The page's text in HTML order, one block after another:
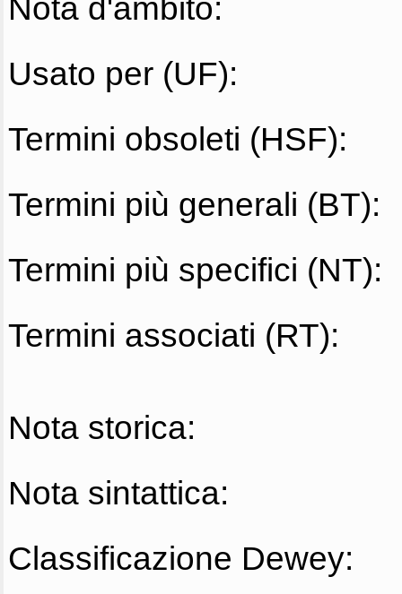
Nota d'ambito:
Usato per (UF):
Termini obsoleti (HSF):
Termini più generali (BT):
Termini più specifici (NT):
Termini associati (RT):
Nota storica:
Nota sintattica:
Classificazione Dewey: